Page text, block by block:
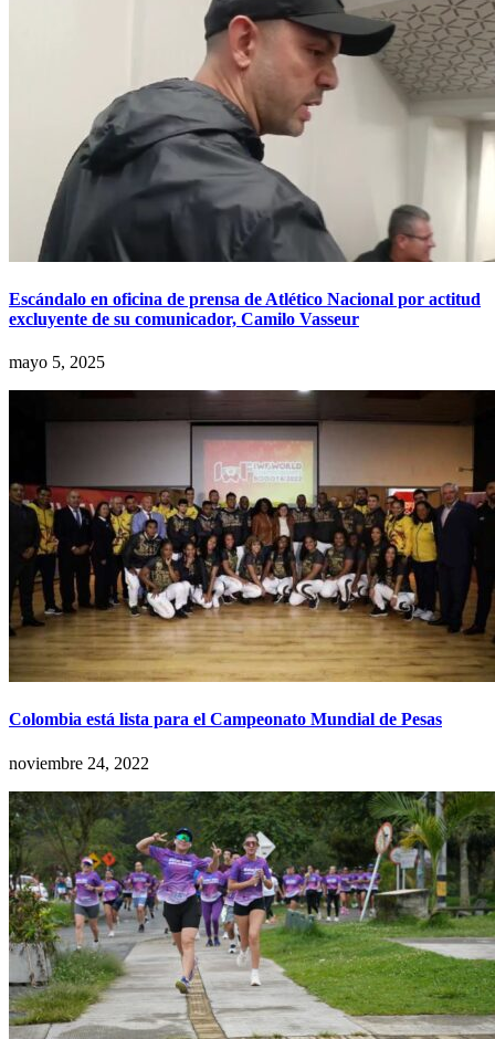
Escándalo en oficina de prensa de Atlético Nacional por actitud
excluyente de su comunicador, Camilo Vasseur
mayo 5, 2025
Colombia está lista para el Campeonato Mundial de Pesas
noviembre 24, 2022